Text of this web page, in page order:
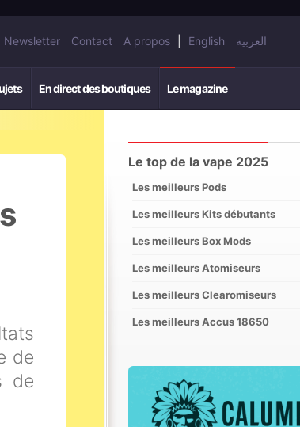
Newsletter Contact A propos English العربية
En direct des boutiques Le magazine
de
de
Le top de la vape 2025
Les meilleurs Pods
Les meilleurs Kits débutants
Les meilleurs Box Mods
Les meilleurs Atomiseurs
Les meilleurs Clearomiseurs
Les meilleurs Accus 18650